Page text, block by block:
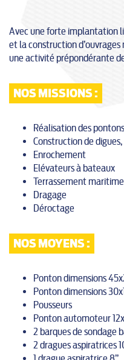
Avec une forte implantation
et la construction
une activité prépondérante
NOS MISSIONS :
Réalisation des
Construction de
Enrochement
Elévateurs à bateaux
Terrassement maritime
Dragage
Déroctage
NOS MOYENS :
Ponton dimensions
Ponton dimensions
Pousseurs
Ponton automoteur
2 barques de sondage
2 dragues aspiratrices